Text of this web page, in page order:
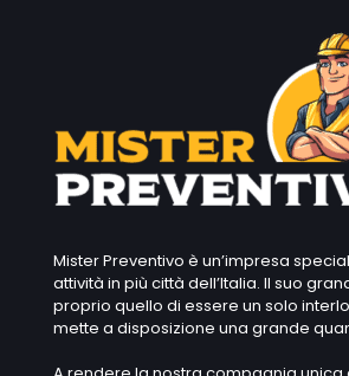
Mister Preventivo è un’impresa
attività in più città dell’Italia. Il suo
proprio quello di essere un solo
mette a disposizione una grande